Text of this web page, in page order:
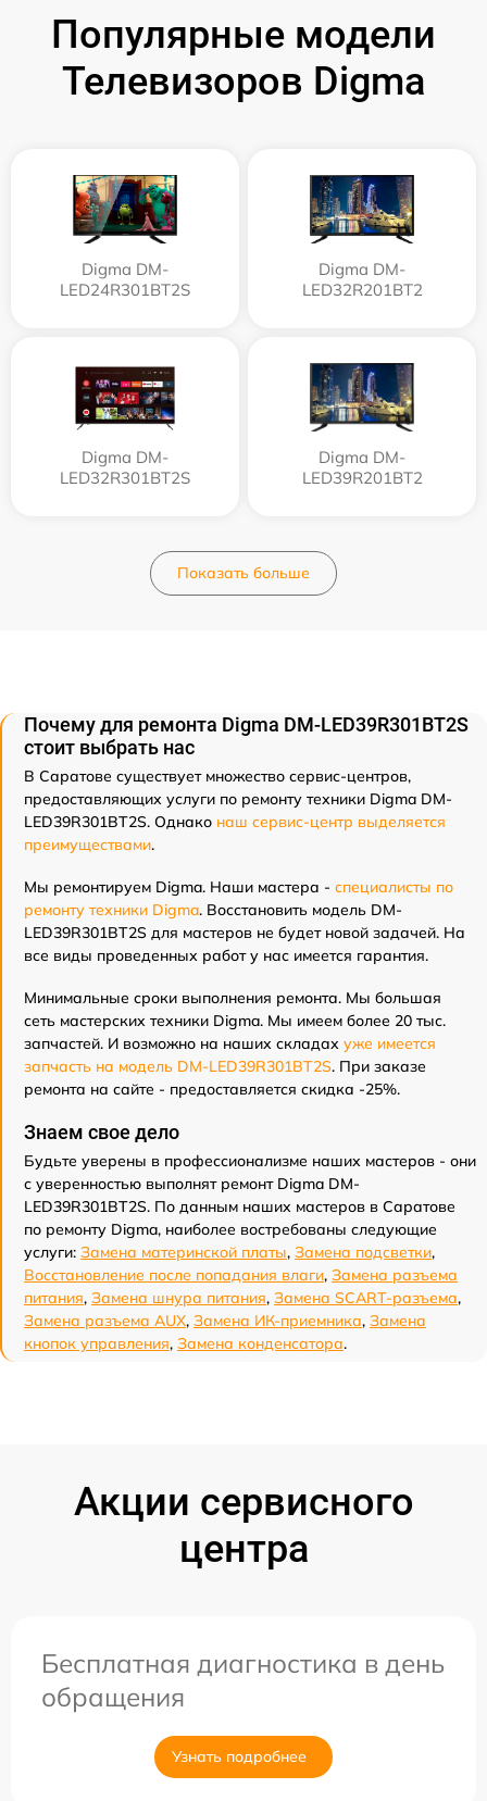
Популярные модели
Телевизоров Digma
Digma DM-
LED24R301BT2S
Digma DM-
LED32R201BT2
Digma DM-
LED32R301BT2S
Digma DM-
LED39R201BT2
Показать больше
Почему для ремонта Digma DM-LED39R301BT2S
стоит выбрать нас
В Саратове существует множество сервис-центров,
предоставляющих услуги по ремонту техники Digma DM-
LED39R301BT2S. Однако наш сервис-центр выделяется
преимуществами.
Мы ремонтируем Digma. Наши мастера - специалисты по
ремонту техники Digma. Восстановить модель DM-
LED39R301BT2S для мастеров не будет новой задачей. На
все виды проведенных работ у нас имеется гарантия.
Минимальные сроки выполнения ремонта. Мы большая
сеть мастерских техники Digma. Мы имеем более 20 тыс.
запчастей. И возможно на наших складах уже имеется
запчасть на модель DM-LED39R301BT2S. При заказе
ремонта на сайте - предоставляется скидка -25%.
Знаем свое дело
Будьте уверены в профессионализме наших мастеров - они
с уверенностью выполнят ремонт Digma DM-
LED39R301BT2S. По данным наших мастеров в Саратове
по ремонту Digma, наиболее востребованы следующие
услуги: Замена материнской платы, Замена подсветки,
Восстановление после попадания влаги, Замена разъема
питания, Замена шнура питания, Замена SCART-разъема,
Замена разъема AUX, Замена ИК-приемника, Замена
кнопок управления, Замена конденсатора.
Акции сервисного
центра
Бесплатная диагностика в день
обращения
Узнать подробнее